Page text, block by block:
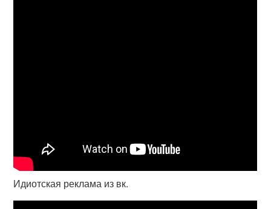
Идиотская реклама из вк.